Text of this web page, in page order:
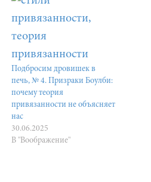
Подбросим дровишек в
печь, № 4. Призраки Боулби:
почему теория
привязанности не объясняет
нас
30.06.2025
В "Воображение"